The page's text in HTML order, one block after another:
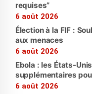
requises”
6 août 2026
Élection à la FIF :
aux menaces
6 août 2026
Ebola : les États-
supplémentaires
6 août 2026